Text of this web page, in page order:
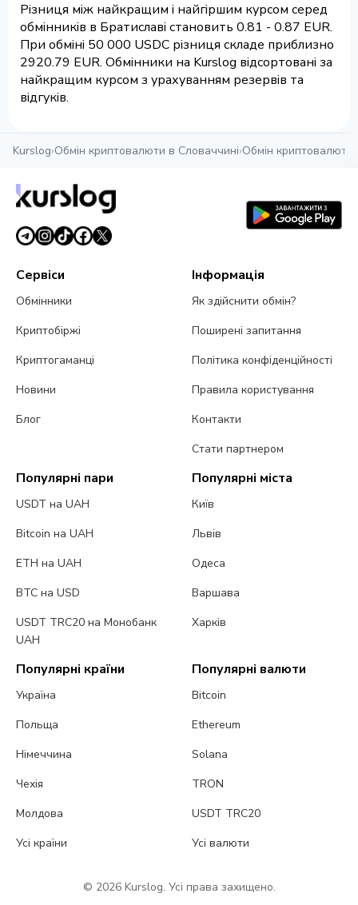
Різниця між найкращим і найгіршим курсом серед
обмінників в Братиславі становить 0.81 - 0.87 EUR.
При обміні 50 000 USDC різниця складе приблизно
2920.79 EUR. Обмінники на Kurslog відсортовані за
найкращим курсом з урахуванням резервів та
відгуків.
Kurslog›Обмін криптовалюти в Словаччині›Обмін криптовалюти
Сервіси
Обмінники
Криптобіржі
Криптогаманці
Новини
Блог
Інформація
Як здійснити обмін?
Поширені запитання
Політика конфіденційності
Правила користування
Контакти
Стати партнером
Популярні пари
USDT на UAH
Bitcoin на UAH
ETH на UAH
BTC на USD
USDT TRC20 на Монобанк
UAH
Популярні міста
Київ
Львів
Одеса
Варшава
Харків
Популярні країни
Україна
Польща
Німеччина
Чехія
Молдова
Усі країни
Популярні валюти
Bitcoin
Ethereum
Solana
TRON
USDT TRC20
Усі валюти
© 2026 Kurslog. Усі права захищено.